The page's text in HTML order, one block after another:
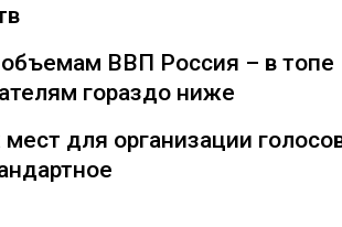
ВВП Россия – в топе
гораздо ниже
для организации